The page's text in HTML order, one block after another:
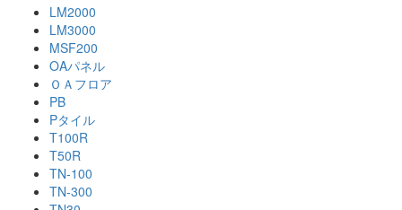
LM2000
LM3000
MSF200
OAパネル
ＯＡフロア
PB
Pタイル
T100R
T50R
TN-100
TN-300